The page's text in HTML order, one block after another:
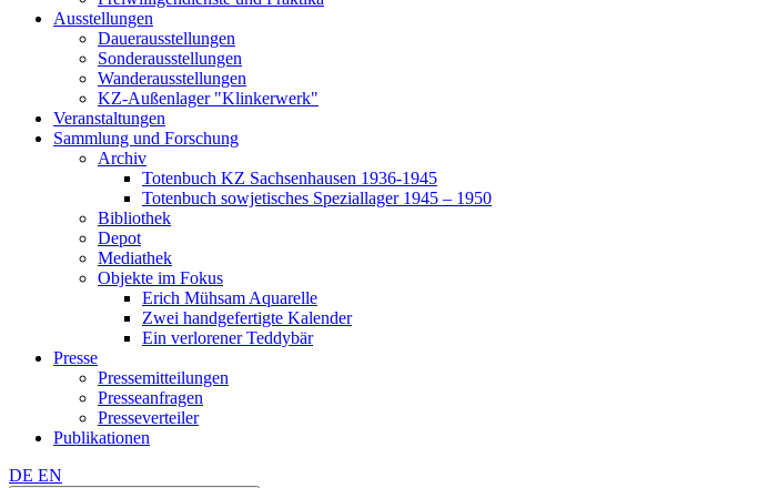
Ausstellungen
Dauerausstellungen
Sonderausstellungen
Wanderausstellungen
KZ-Außenlager "Klinkerwerk"
Veranstaltungen
Sammlung und Forschung
Archiv
Totenbuch KZ Sachsenhausen 1936-1945
Totenbuch sowjetisches Speziallager 1945 – 1950
Bibliothek
Depot
Mediathek
Objekte im Fokus
Erich Mühsam Aquarelle
Zwei handgefertigte Kalender
Ein verlorener Teddybär
Presse
Pressemitteilungen
Presseanfragen
Presseverteiler
Publikationen
DE EN